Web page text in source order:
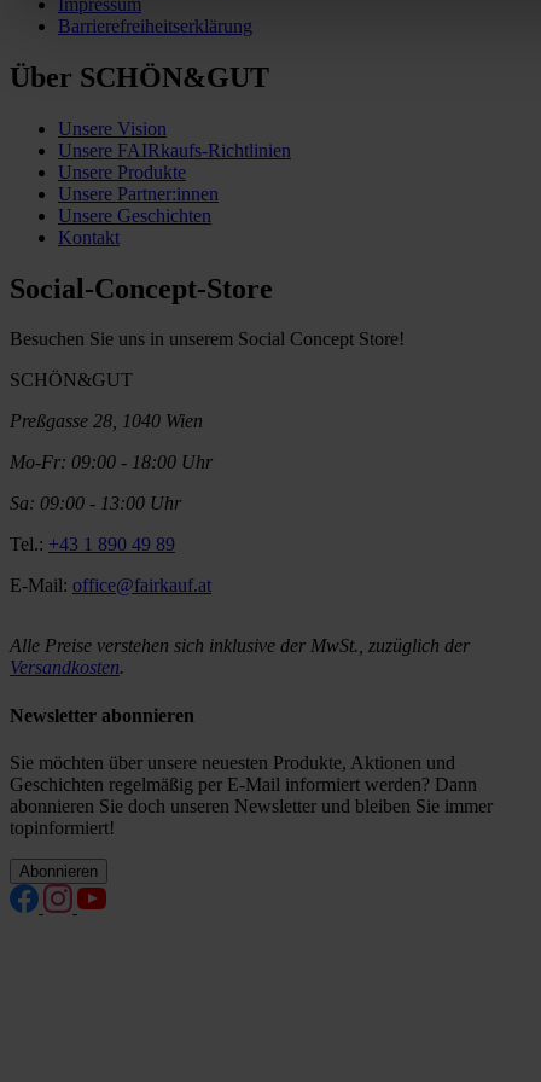
Barrierefreiheitserklärung
Über SCHÖN&GUT
Unsere Vision
Unsere FAIRkaufs-Richtlinien
Unsere Produkte
Unsere Partner:innen
Unsere Geschichten
Kontakt
Social-Concept-Store
Besuchen Sie uns in unserem Social Concept Store!
SCHÖN&GUT
Preßgasse 28, 1040 Wien
Mo-Fr: 09:00 - 18:00 Uhr
Sa: 09:00 - 13:00 Uhr
Tel.: +43 1 890 49 89
E-Mail: office@fairkauf.at
Alle Preise verstehen sich inklusive der MwSt., zuzüglich der
Versandkosten.
Newsletter abonnieren
Sie möchten über unsere neuesten Produkte, Aktionen und
Geschichten regelmäßig per E-Mail informiert werden? Dann
abonnieren Sie doch unseren Newsletter und bleiben Sie immer
topinformiert!
Abonnieren